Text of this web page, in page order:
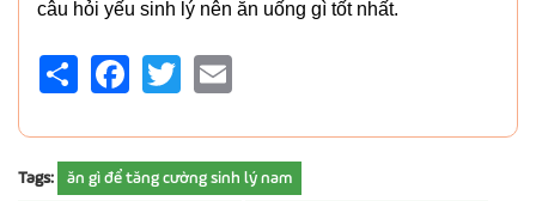
câu hỏi yếu sinh lý nên ăn uống gì tốt nhất.
Share FacebookTwitter
Tags: ăn gì để tăng cường sinh lý nam